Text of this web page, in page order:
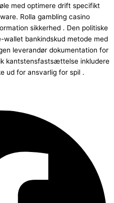
med optimere drift specifikt
Rolla gambling casino
sikkerhed . Den politiske
bankindskud metode med
leverandør dokumentation for
kantstensfastsættelse inkludere
ud for ansvarlig for spil .